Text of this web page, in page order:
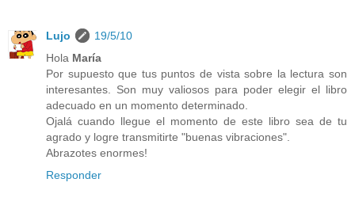
Lujo
19/5/10
Hola María
Por supuesto que tus puntos de vista sobre la lectura son
interesantes. Son muy valiosos para poder elegir el libro
adecuado en un momento determinado.
Ojalá cuando llegue el momento de este libro sea de tu
agrado y logre transmitirte "buenas vibraciones".
Abrazotes enormes!
Responder